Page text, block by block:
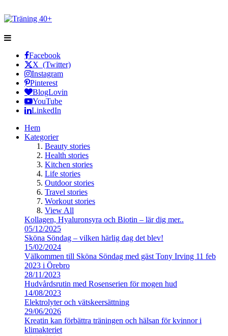
Facebook
X (Twitter)
Instagram
Pinterest
BlogLovin
YouTube
LinkedIn
Hem
Kategorier
Beauty stories
Health stories
Kitchen stories
Life stories
Outdoor stories
Travel stories
Workout stories
View All
Kollagen, Hyaluronsyra och Biotin – lär dig mer..
05/12/2025
Sköna Söndag – vilken härlig dag det blev!
15/02/2024
Välkommen till Sköna Söndag med gäst Tony Irving 11 feb
2023 i Örebro
28/11/2023
Hudvårdsrutin med Rosenserien för mogen hud
14/08/2023
Elektrolyter och vätskeersättning
29/06/2026
Kreatin kan förbättra träningen och hälsan för kvinnor i
klimakteriet